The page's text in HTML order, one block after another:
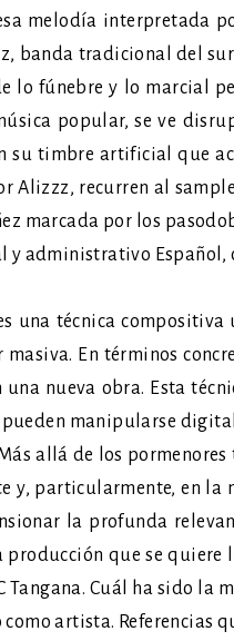
melodía interpretada
banda tradicional del
lo fúnebre y lo marcial
popular, se ve
su timbre artificial que
Alizzz, recurren al
marcada por los
y administrativo Español,
una técnica compositiva
En términos
una nueva obra. Esta
manipularse
allá de los
y, particularmente, en la
la profunda
producción que se
Tangana. Cuál ha sido
artista. Referencias